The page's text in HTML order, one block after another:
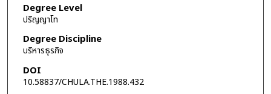
Degree Level
ปริญญาโท
Degree Discipline
บริหารธุรกิจ
DOI
10.58837/CHULA.THE.1988.432